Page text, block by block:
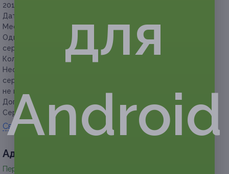
2018 г. (включительно).
Дата проведения:
Место проведения:г. Брянск, клуб Dakota.
Один человек может купить неограниченное количество
сертификатов для себя или в подарок.
Количество сертификатов ограничено.
Необходимо предъявить только распечатанный
сертификат. Сертификат в виде смс-сообщения
не принимается.
Дополнительно ничего доплачивать не надо.
Сертификат является билетом.
Свернуть
Адресa
Перейти на сайт партнера
для
Android